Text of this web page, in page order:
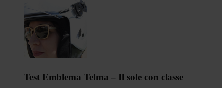
Test Emblema Telma – Il sole con classe